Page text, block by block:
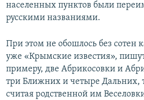
населенных пунктов были
русскими названиями.
При этом не обошлось без сотен
уже «Крымские известия»,
примеру, две Абрикосовки и
три Ближних и четыре Дальних,
считая родственной им